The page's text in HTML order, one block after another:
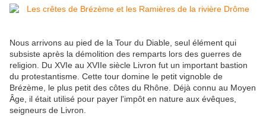
Nous arrivons au pied de la Tour du Diable, seul élément qui
subsiste après la démolition des remparts lors des guerres de
religion. Du XVIe au XVIIe siècle Livron fut un important bastion
du protestantisme. Cette tour domine le petit vignoble de
Brézème, le plus petit des côtes du Rhône. Déjà connu au Moyen
Âge, il était utilisé pour payer l'impôt en nature aux évêques,
seigneurs de Livron.